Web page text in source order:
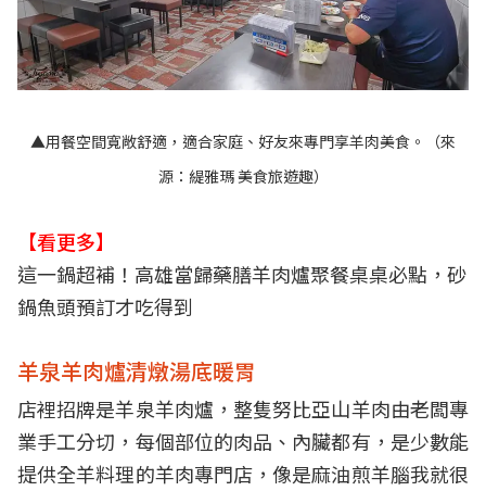
▲用餐空間寬敞舒適，適合家庭、好友來專門享羊肉美食。（來
源： 緹雅瑪 美食旅遊趣）
【看更多】
這一鍋超補！高雄當歸藥膳羊肉爐聚餐桌桌必點，砂
鍋魚頭預訂才吃得到
羊泉羊肉爐清燉湯底暖胃
店裡招牌是羊泉羊肉爐，整隻努比亞山羊肉由老闆專
業手工分切，每個部位的肉品、內臟都有，是少數能
提供全羊料理的羊肉專門店，像是麻油煎羊腦我就很